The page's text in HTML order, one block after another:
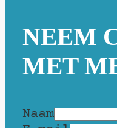
NEEM
MET
Naam